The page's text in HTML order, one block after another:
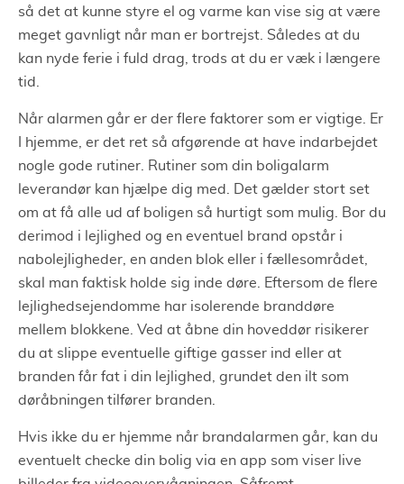
så det at kunne styre el og varme kan vise sig at være
meget gavnligt når man er bortrejst. Således at du
kan nyde ferie i fuld drag, trods at du er væk i længere
tid.
Når alarmen går er der flere faktorer som er vigtige. Er
I hjemme, er det ret så afgørende at have indarbejdet
nogle gode rutiner. Rutiner som din boligalarm
leverandør kan hjælpe dig med. Det gælder stort set
om at få alle ud af boligen så hurtigt som mulig. Bor du
derimod i lejlighed og en eventuel brand opstår i
nabolejligheder, en anden blok eller i fællesområdet,
skal man faktisk holde sig inde døre. Eftersom de flere
lejlighedsejendomme har isolerende branddøre
mellem blokkene. Ved at åbne din hoveddør risikerer
du at slippe eventuelle giftige gasser ind eller at
branden får fat i din lejlighed, grundet den ilt som
døråbningen tilfører branden.
Hvis ikke du er hjemme når brandalarmen går, kan du
eventuelt checke din bolig via en app som viser live